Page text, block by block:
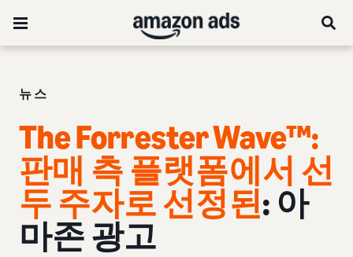
뉴스
The Forrester Wave™:
판매 측 플랫폼에서 선
두 주자로 선정된: 아
마존 광고